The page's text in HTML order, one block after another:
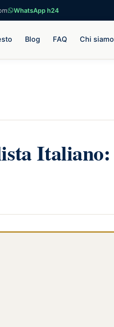
WhatsApp h24
Blog FAQ Chi siamo
Italiano: